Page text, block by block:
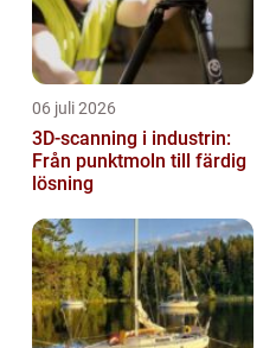
06 juli 2026
3D-scanning i industrin:
Från punktmoln till färdig
lösning